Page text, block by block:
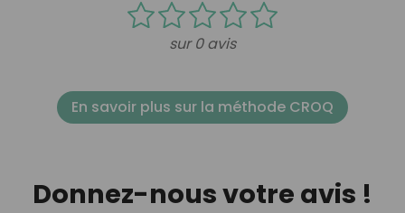
sur 0 avis
En savoir plus sur la méthode CROQ
Donnez-nous votre avis !